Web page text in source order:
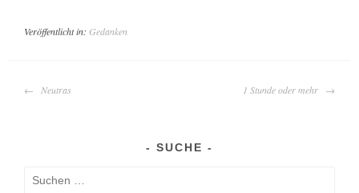
Veröffentlicht in:Gedanken
BEITRAGS-
Neutras 1 Stunde oder mehr
SUCHE
Suchen